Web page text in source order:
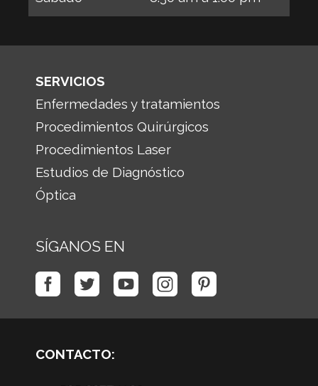
SERVICIOS
Enfermedades y tratamientos
Procedimientos Quirúrgicos
Procedimientos Laser
Estudios de Diagnóstico
Óptica
SÍGANOS EN
CONTACTO: